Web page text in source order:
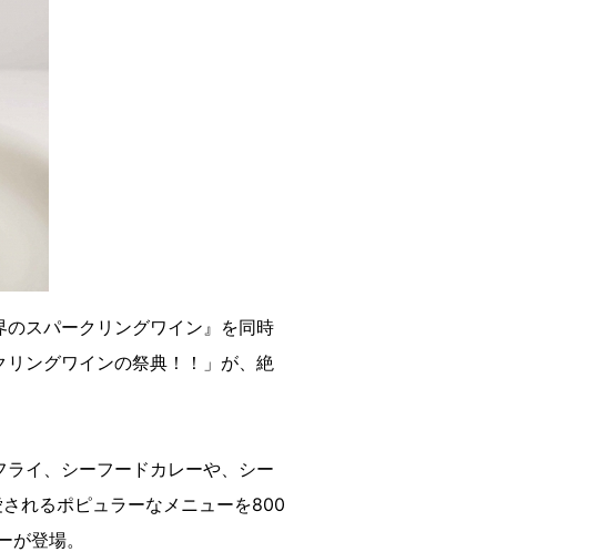
スパークリングワイン』を同時
ングワインの祭典！！」が、絶
イ、シーフードカレーや、シー
れるポピュラーなメニューを800
登場。